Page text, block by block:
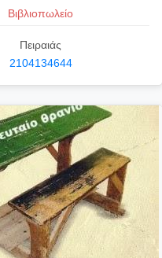
Βιβλιοπωλείο
Πειραιάς
2104134644